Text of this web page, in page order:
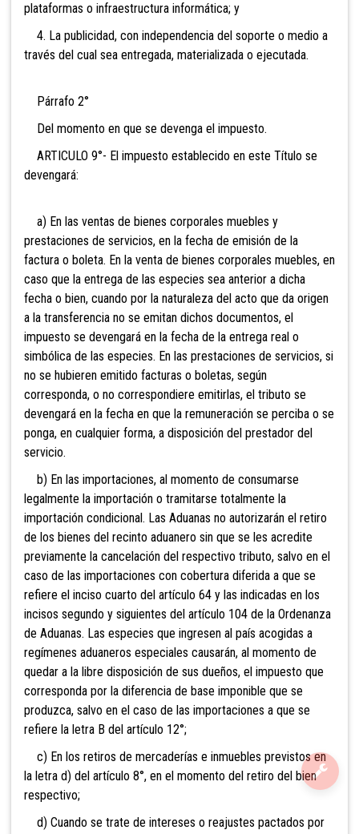
plataformas o infraestructura informática; y
4. La publicidad, con independencia del soporte o medio a
través del cual sea entregada, materializada o ejecutada.
Párrafo 2°
Del momento en que se devenga el impuesto.
ARTICULO 9°- El impuesto establecido en este Título se
devengará:
a) En las ventas de bienes corporales muebles y
prestaciones de servicios, en la fecha de emisión de la
factura o boleta. En la venta de bienes corporales muebles, en
caso que la entrega de las especies sea anterior a dicha
fecha o bien, cuando por la naturaleza del acto que da origen
a la transferencia no se emitan dichos documentos, el
impuesto se devengará en la fecha de la entrega real o
simbólica de las especies. En las prestaciones de servicios, si
no se hubieren emitido facturas o boletas, según
corresponda, o no correspondiere emitirlas, el tributo se
devengará en la fecha en que la remuneración se perciba o se
ponga, en cualquier forma, a disposición del prestador del
servicio.
b) En las importaciones, al momento de consumarse
legalmente la importación o tramitarse totalmente la
importación condicional. Las Aduanas no autorizarán el retiro
de los bienes del recinto aduanero sin que se les acredite
previamente la cancelación del respectivo tributo, salvo en el
caso de las importaciones con cobertura diferida a que se
refiere el inciso cuarto del artículo 64 y las indicadas en los
incisos segundo y siguientes del artículo 104 de la Ordenanza
de Aduanas. Las especies que ingresen al país acogidas a
regímenes aduaneros especiales causarán, al momento de
quedar a la libre disposición de sus dueños, el impuesto que
corresponda por la diferencia de base imponible que se
produzca, salvo en el caso de las importaciones a que se
refiere la letra B del artículo 12°;
c) En los retiros de mercaderías e inmuebles previstos en
la letra d) del artículo 8°, en el momento del retiro del bien
respectivo;
d) Cuando se trate de intereses o reajustes pactados por